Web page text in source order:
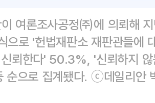
이 여론조사공정㈜에 의뢰해
으로 '헌법재판소 재판관들에
뢰한다' 50.3%, '신뢰하지
으로 집계됐다. ⓒ데일리안